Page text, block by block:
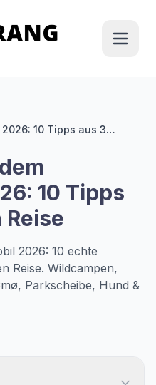
10 Tipps aus 3
10 Tipps
2026: 10 echte
Reise. Wildcampen,
Parkscheibe, Hund &